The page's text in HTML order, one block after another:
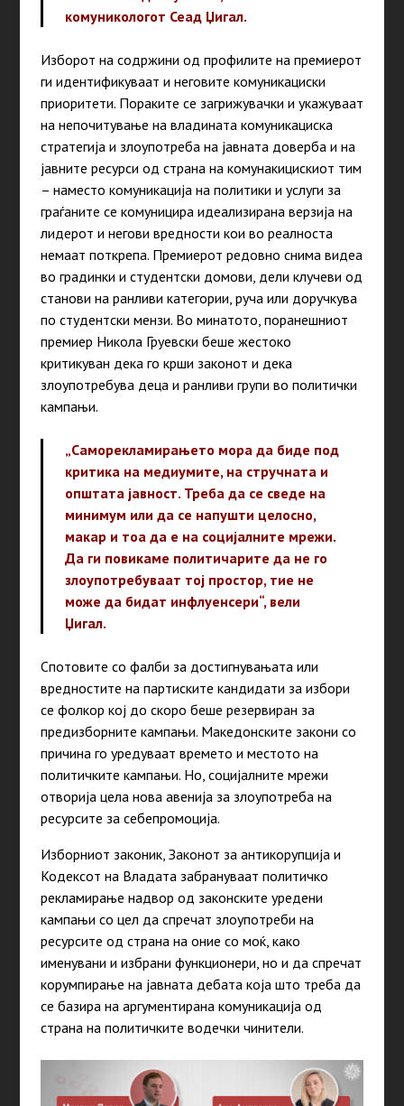
комуникологот Сеад Џигал.
Изборот на содржини од профилите на премиерот
ги идентификуваат и неговите комуникациски
приоритети. Пораките се загрижувачки и укажуваат
на непочитување на владината комуникациска
стратегија и злоупотреба на јавната доверба и на
јавните ресурси од страна на комунакицискиот тим
– наместо комуникација на политики и услуги за
граѓаните се комуницира идеализирана верзија на
лидерот и негови вредности кои во реалноста
немаат поткрепа. Премиерот редовно снима видеа
во градинки и студентски домови, дели клучеви од
станови на ранливи категории, руча или доручкува
по студентски мензи. Во минатото, поранешниот
премиер Никола Груевски беше жестоко
критикуван дека го крши законот и дека
злоупотребува деца и ранливи групи во политички
кампањи.
„Саморекламирањето мора да биде под
критика на медиумите, на стручната и
општата јавност. Треба да се сведе на
минимум или да се напушти целосно,
макар и тоа да е на социјалните мрежи.
Да ги повикаме политичарите да не го
злоупотребуваат тој простор, тие не
може да бидат инфлуенсери“, вели
Џигал.
Спотовите со фалби за достигнувањата или
вредностите на партиските кандидати за избори
се фолкор кој до скоро беше резервиран за
предизборните кампањи. Македонските закони со
причина го уредуваат времето и местото на
политичките кампањи. Но, социјалните мрежи
отворија цела нова авенија за злоупотреба на
ресурсите за себепромоција.
Изборниот законик, Законот за антикорупција и
Кодексот на Владата забрануваат политичко
рекламирање надвор од законските уредени
кампањи со цел да спречат злоупотреби на
ресурсите од страна на оние со моќ, како
именувани и избрани функционери, но и да спречат
корумпирање на јавната дебата која што треба да
се базира на аргументирана комуникација од
страна на политичките водечки чинители.